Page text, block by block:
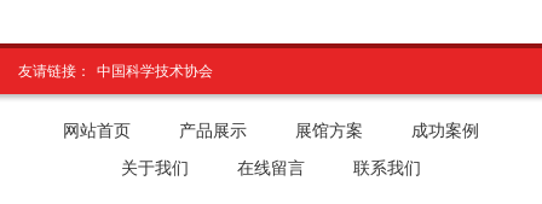
友请链接： 中国科学技术协会
网站首页 产品展示 展馆方案
成功案例
关于我们
在线留言 联系我们